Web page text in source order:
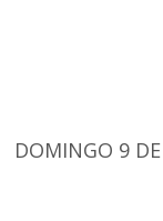
DOMINGO 9